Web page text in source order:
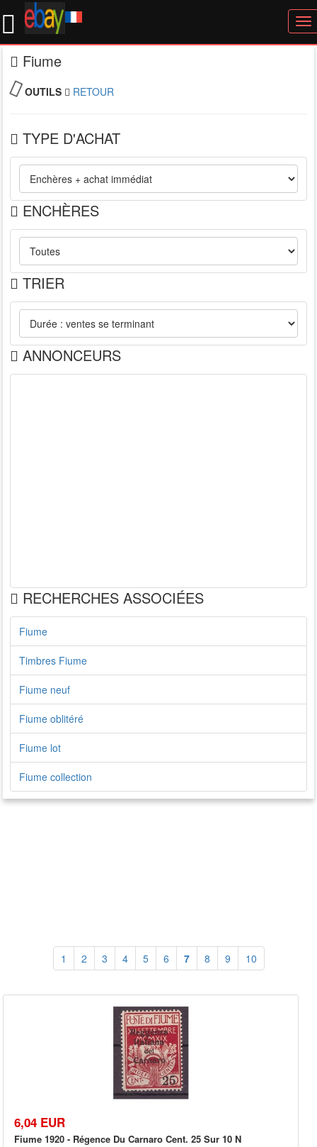
Fiume
OUTILS RETOUR
TYPE D'ACHAT
ENCHÈRES
TRIER
ANNONCEURS
RECHERCHES ASSOCIÉES
Fiume
Timbres Fiume
Fiume neuf
Fiume oblitéré
Fiume lot
Fiume collection
1 2 3 4 5 6 7 8 9 10
6,04 EUR
Fiume 1920 - Régence Du Carnaro Cent. 25 Sur 10 N